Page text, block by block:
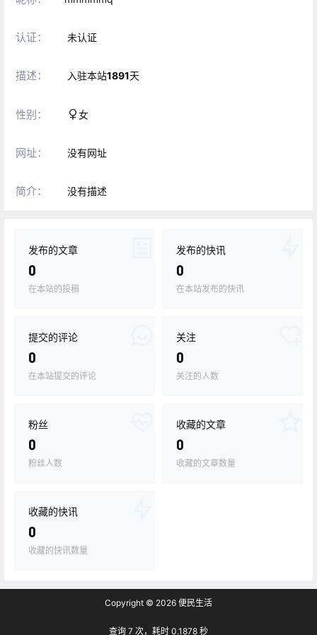
认证： 未认证
描述： 入驻本站1891天
性别： 女
网址： 没有网址
简介： 没有描述
发布的文章
0
在本站的投稿
发布的快讯
0
在本站发布的快讯
提交的评论
0
在本站提交的评论
关注
0
关注的人数
粉丝
0
粉丝人数
收藏的文章
0
收藏的文章数量
收藏的快讯
0
收藏的快讯数量
Copyright © 2026 便民生活
查询 7 次，耗时 0.1878 秒